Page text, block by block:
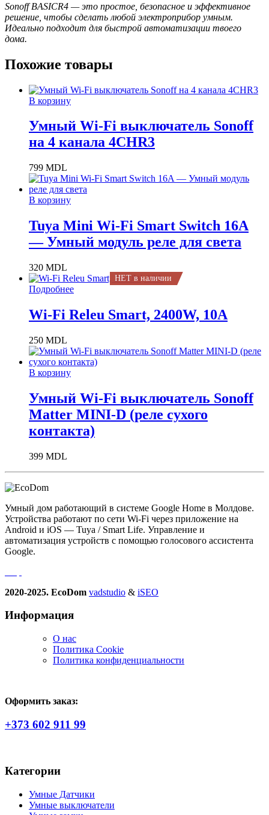
Sonoff BASICR4 — это простое, безопасное и эффективное
решение, чтобы сделать любой электроприбор умным.
Идеально подходит для быстрой автоматизации твоего
дома.
Похожие товары
В корзину
Умный Wi-Fi выключатель Sonoff
на 4 канала 4CHR3
799 MDL
В корзину
Tuya Mini Wi-Fi Smart Switch 16A
— Умный модуль реле для света
320 MDL
НЕТ в наличии
Подробнее
Wi-Fi Releu Smart, 2400W, 10A
250 MDL
В корзину
Умный Wi-Fi выключатель Sonoff
Matter MINI-D (реле сухого
контакта)
399 MDL
Умный дом работающий в системе Google Home в Молдове.
Устройства работают по сети Wi-Fi через приложение на
Android и iOS — Tuya / Smart Life. Управление и
автоматизация устройств с помощью голосового ассистента
Google.
2020-2025. EcoDom vadstudio & iSEO
Информация
О нас
Политика Сookie
Политика конфиденциальности
Оформить заказ:
+373 602 911 99
Категории
Умные Датчики
Умные выключатели